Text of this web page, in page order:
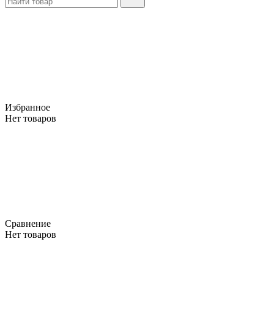
Избранное
Нет товаров
Сравнение
Нет товаров